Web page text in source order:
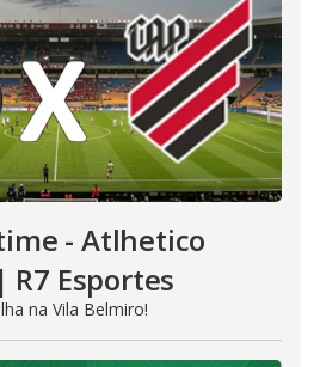
- Atlhetico
Esportes
na Vila Belmiro!